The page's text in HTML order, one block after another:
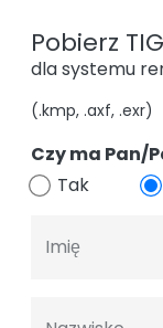
Pobierz
dla systemu
(.kmp, .axf, .exr)
Czy ma Pan/
Tak
Imię